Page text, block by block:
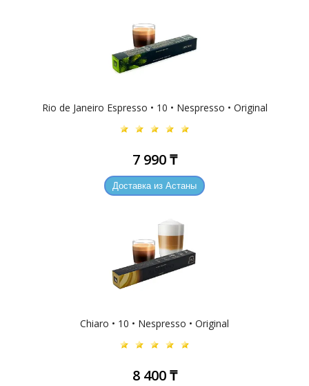
Rio de Janeiro Espresso • 10 • Nespresso • Original
7 990 ₸
Доставка из Астаны
Chiaro • 10 • Nespresso • Original
8 400 ₸